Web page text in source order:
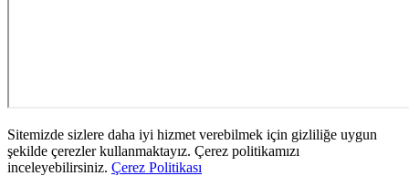
Sitemizde sizlere daha iyi hizmet verebilmek için gizliliğe uygun
şekilde çerezler kullanmaktayız. Çerez politikamızı
inceleyebilirsiniz. Çerez Politikası